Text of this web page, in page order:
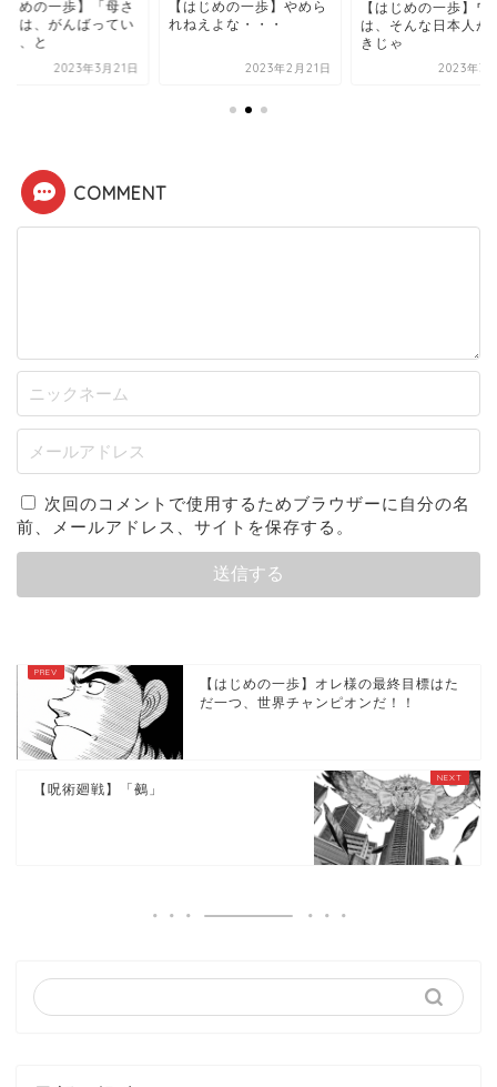
じめの一歩】やめら
えよな・・・
2023年2月21日
【はじめの一歩】ワシ
は、そんな日本人が大好
2023年3月12日
【はじめの一歩】「
んボクは、がんばっ
ます」、と
2023年3
COMMENT
次回のコメントで使用するためブラウザーに自分の名
前、メールアドレス、サイトを保存する。
【はじめの一歩】オレ様の最終目標はた
だ一つ、世界チャンピオンだ！！
【呪術廻戦】「鵺」